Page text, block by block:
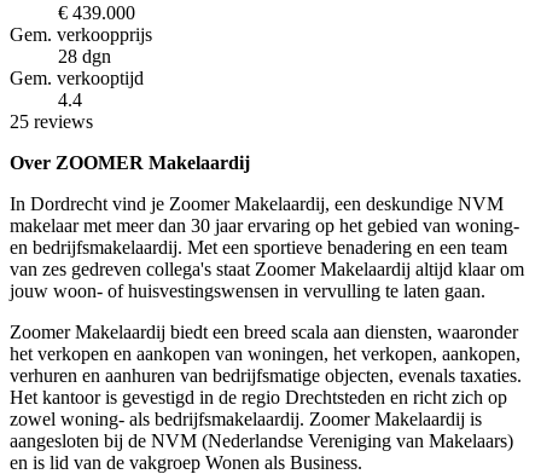
€ 439.000
Gem. verkoopprijs
28 dgn
Gem. verkooptijd
4.4
25 reviews
Over ZOOMER Makelaardij
In Dordrecht vind je Zoomer Makelaardij, een deskundige NVM
makelaar met meer dan 30 jaar ervaring op het gebied van woning-
en bedrijfsmakelaardij. Met een sportieve benadering en een team
van zes gedreven collega's staat Zoomer Makelaardij altijd klaar om
jouw woon- of huisvestingswensen in vervulling te laten gaan.
Zoomer Makelaardij biedt een breed scala aan diensten, waaronder
het verkopen en aankopen van woningen, het verkopen, aankopen,
verhuren en aanhuren van bedrijfsmatige objecten, evenals taxaties.
Het kantoor is gevestigd in de regio Drechtsteden en richt zich op
zowel woning- als bedrijfsmakelaardij. Zoomer Makelaardij is
aangesloten bij de NVM (Nederlandse Vereniging van Makelaars)
en is lid van de vakgroep Wonen als Business.